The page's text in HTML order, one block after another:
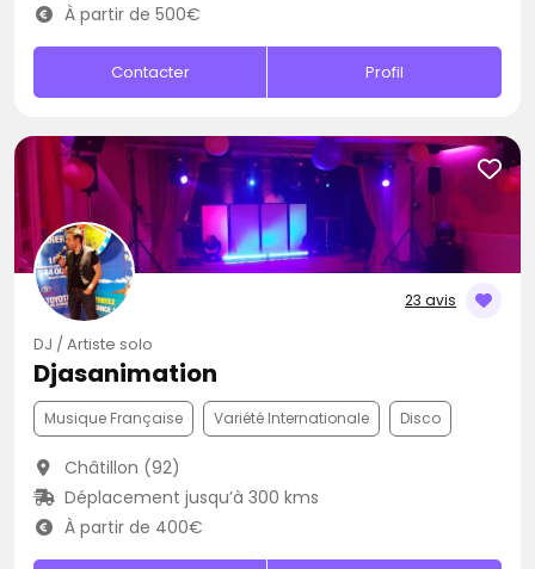
À partir de 500€
Contacter Profil
23 avis
DJ / Artiste solo
Djasanimation
Musique Française Variété Internationale Disco
Châtillon (92)
Déplacement jusqu’à 300 kms
À partir de 400€